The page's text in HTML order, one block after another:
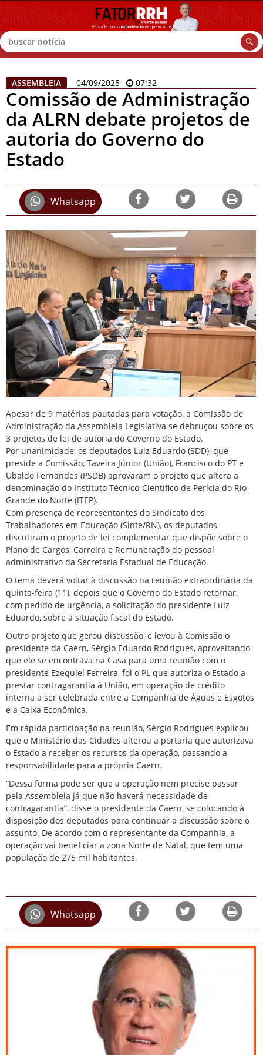
Buscar
ASSEMBLEIA 04/09/2025 07:32
Comissão de Administração
da ALRN debate projetos de
autoria do Governo do
Estado
Whatsapp
Apesar de 9 matérias pautadas para votação, a Comissão de
Administração da Assembleia Legislativa se debruçou sobre os
3 projetos de lei de autoria do Governo do Estado.
Por unanimidade, os deputados Luiz Eduardo (SDD), que
preside a Comissão, Taveira Júnior (União), Francisco do PT e
Ubaldo Fernandes (PSDB) aprovaram o projeto que altera a
denominação do Instituto Técnico-Científico de Perícia do Rio
Grande do Norte (ITEP).
Com presença de representantes do Sindicato dos
Trabalhadores em Educação (Sinte/RN), os deputados
discutiram o projeto de lei complementar que dispõe sobre o
Plano de Cargos, Carreira e Remuneração do pessoal
administrativo da Secretaria Estadual de Educação.
O tema deverá voltar à discussão na reunião extraordinária da
quinta-feira (11), depois que o Governo do Estado retornar,
com pedido de urgência, a solicitação do presidente Luiz
Eduardo, sobre a situação fiscal do Estado.
Outro projeto que gerou discussão, e levou à Comissão o
presidente da Caern, Sérgio Eduardo Rodrigues, aproveitando
que ele se encontrava na Casa para uma reunião com o
presidente Ezequiel Ferreira, foi o PL que autoriza o Estado a
prestar contragarantia à União, em operação de crédito
interna a ser celebrada entre a Companhia de Águas e Esgotos
e a Caixa Econômica.
Em rápida participação na reunião, Sérgio Rodrigues explicou
que o Ministério das Cidades alterou a portaria que autorizava
o Estado a receber os recursos da operação, passando a
responsabilidade para a própria Caern.
“Dessa forma pode ser que a operação nem precise passar
pela Assembleia já que não haverá necessidade de
contragarantia”, disse o presidente da Caern, se colocando à
disposição dos deputados para continuar a discussão sobre o
assunto. De acordo com o representante da Companhia, a
operação vai beneficiar a zona Norte de Natal, que tem uma
população de 275 mil habitantes.
Whatsapp